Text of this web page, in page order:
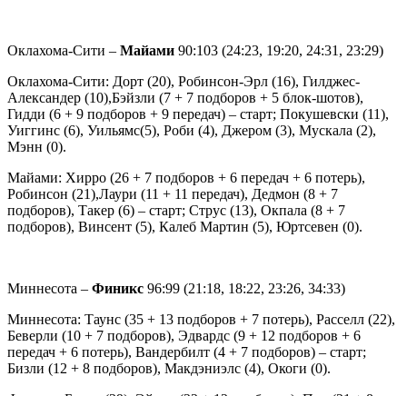
Оклахома-Сити – Майами 90:103 (24:23, 19:20, 24:31, 23:29)
Оклахома-Сити: Дорт (20), Робинсон-Эрл (16), Гилджес-
Александер (10),Бэйзли (7 + 7 подборов + 5 блок-шотов),
Гидди (6 + 9 подборов + 9 передач) – старт; Покушевски (11),
Уиггинс (6), Уильямс(5), Роби (4), Джером (3), Мускала (2),
Мэнн (0).
Майами: Хирро (26 + 7 подборов + 6 передач + 6 потерь),
Робинсон (21),Лаури (11 + 11 передач), Дедмон (8 + 7
подборов), Такер (6) – старт; Струс (13), Окпала (8 + 7
подборов), Винсент (5), Калеб Мартин (5), Юртсевен (0).
Миннесота – Финикс 96:99 (21:18, 18:22, 23:26, 34:33)
Миннесота: Таунс (35 + 13 подборов + 7 потерь), Расселл (22),
Беверли (10 + 7 подборов), Эдвардс (9 + 12 подборов + 6
передач + 6 потерь), Вандербилт (4 + 7 подборов) – старт;
Бизли (12 + 8 подборов), Макдэниэлс (4), Окоги (0).